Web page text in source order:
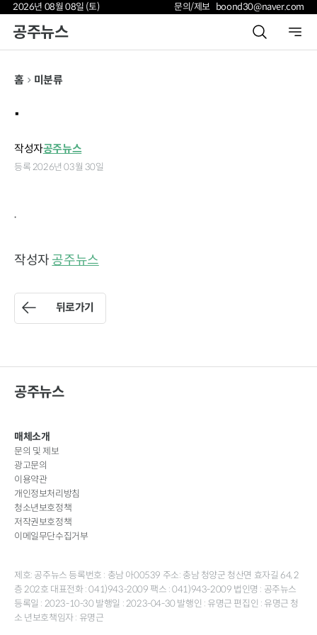
2026년 08월 08일 (토) 문의/제보 boond30@naver.com
공주뉴스
홈 미분류
.
작성자공주뉴스
등록 2026년 03월 30일
.
작성자 공주뉴스
뒤로가기
공주뉴스
매체소개
문의 및 제보
광고문의
이용약관
개인정보처리방침
청소년보호정책
저작권보호정책
이메일무단수집거부
제호: 공주뉴스 등록번호 : 충남 아00539 주소: 충남 청양군 청산면 효자길 64, 2
층 202호 대표전화 : 041)943-2009 팩스 : 041)943-2009 법인명 : 공주뉴스
등록일 : 2023-10-30 발행일 : 2023-04-30 발행인 : 유명근 편집인 : 유명근 청
소 년보호책임자 : 유명근